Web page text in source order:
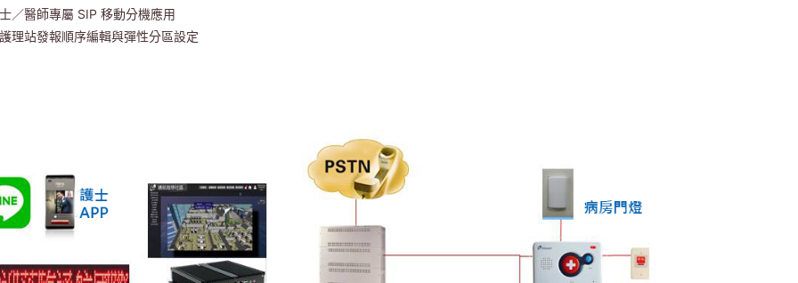
／醫師專屬 SIP 移動分機應用
理站發報順序編輯與彈性分區設定